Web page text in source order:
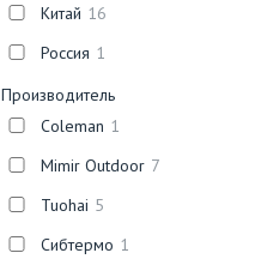
Китай 16
Россия 1
Производитель
Coleman 1
Mimir Outdoor 7
Tuohai 5
Сибтермо 1